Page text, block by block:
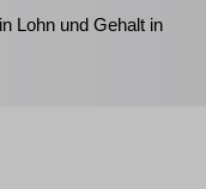
Lohn und Gehalt in